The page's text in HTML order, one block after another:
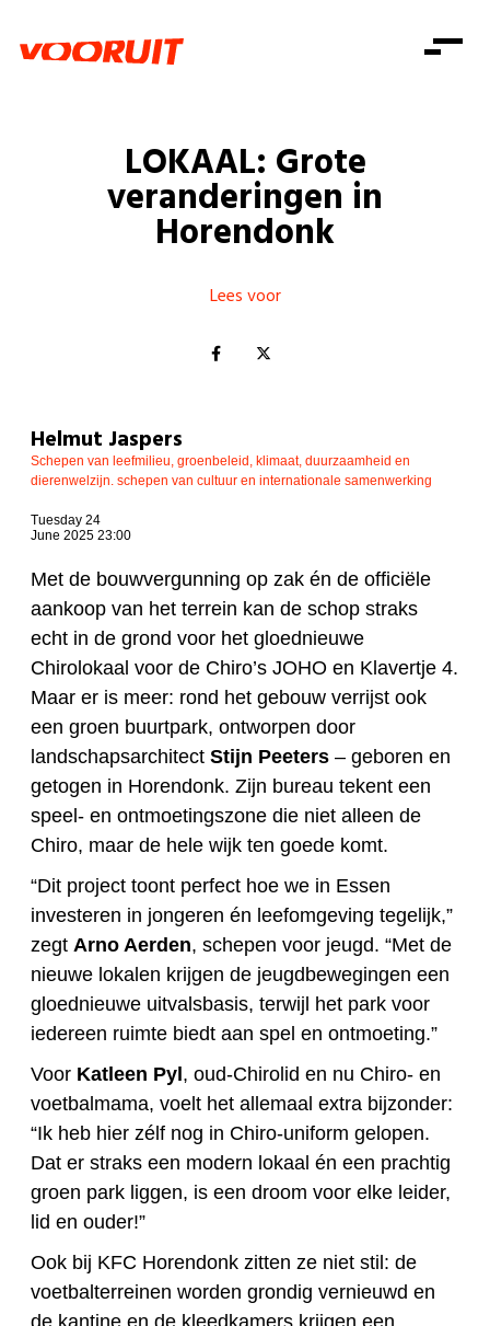
Zorg
Gelijke kansen
Consumentenbescherming
Pensioenen
Onze mensen
Standpunten
Doe mee
Doe mee
Word lid
Mis niets
Shop
Doe mee
LOKAAL: Grote
veranderingen in
Horendonk
Lees voor
Helmut Jaspers
Schepen van leefmilieu, groenbeleid, klimaat, duurzaamheid en
dierenwelzijn. schepen van cultuur en internationale samenwerking
Tuesday 24
June 2025 23:00
Met de bouwvergunning op zak én de officiële
aankoop van het terrein kan de schop straks
echt in de grond voor het gloednieuwe
Chirolokaal voor de Chiro’s JOHO en Klavertje 4.
Maar er is meer: rond het gebouw verrijst ook
een groen buurtpark, ontworpen door
landschapsarchitect Stijn Peeters – geboren en
getogen in Horendonk. Zijn bureau tekent een
speel- en ontmoetingszone die niet alleen de
Chiro, maar de hele wijk ten goede komt.
“Dit project toont perfect hoe we in Essen
investeren in jongeren én leefomgeving tegelijk,”
zegt Arno Aerden, schepen voor jeugd. “Met de
nieuwe lokalen krijgen de jeugdbewegingen een
gloednieuwe uitvalsbasis, terwijl het park voor
iedereen ruimte biedt aan spel en ontmoeting.”
Voor Katleen Pyl , oud-Chirolid en nu Chiro- en
voetbalmama, voelt het allemaal extra bijzonder:
“Ik heb hier zélf nog in Chiro-uniform gelopen.
Dat er straks een modern lokaal én een prachtig
groen park liggen, is een droom voor elke leider,
lid en ouder!”
Ook bij KFC Horendonk zitten ze niet stil: de
voetbalterreinen worden grondig vernieuwd en